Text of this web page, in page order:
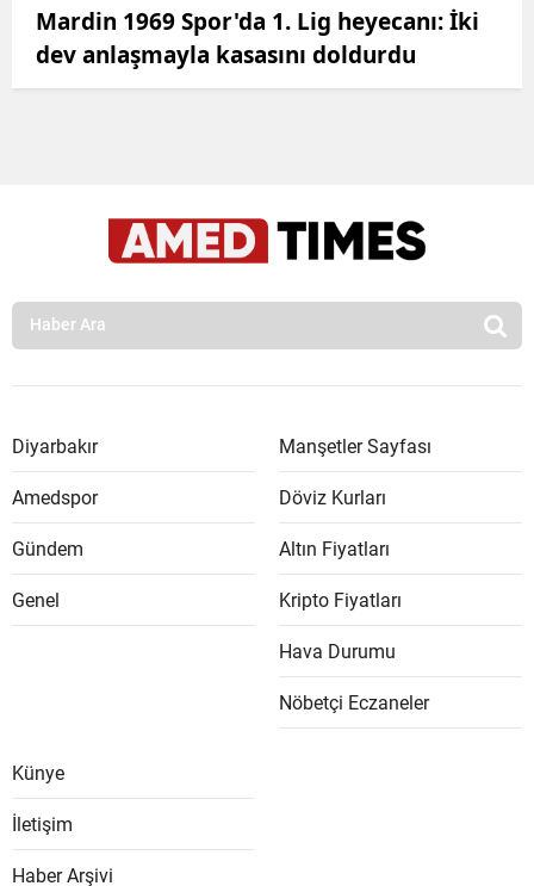
Mardin 1969 Spor'da 1. Lig heyecanı: İki
dev anlaşmayla kasasını doldurdu
Diyarbakır
Amedspor
Gündem
Genel
Manşetler Sayfası
Döviz Kurları
Altın Fiyatları
Kripto Fiyatları
Hava Durumu
Nöbetçi Eczaneler
Künye
İletişim
Haber Arşivi